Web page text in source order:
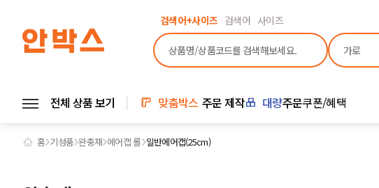
검색어+사이즈 검색어 사이즈
전체 상품 보기 맞춤박스 주문 제작 대량주문쿠폰/혜택
홈 기성품 완충재 에어캡 롤 일반에어캡(25cm)